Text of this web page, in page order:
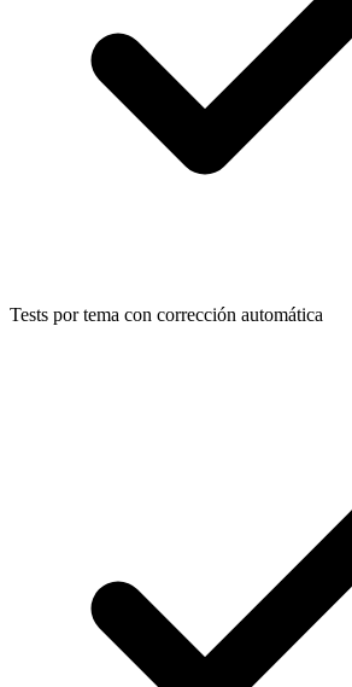
Tests por tema con corrección automática